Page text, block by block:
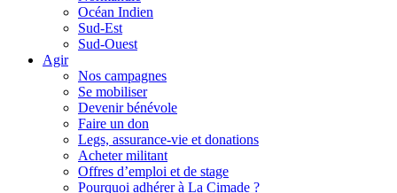
Océan Indien
Sud-Est
Sud-Ouest
Agir
Nos campagnes
Se mobiliser
Devenir bénévole
Faire un don
Legs, assurance-vie et donations
Acheter militant
Offres d’emploi et de stage
Pourquoi adhérer à La Cimade ?